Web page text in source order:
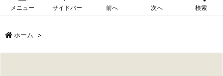
メニュー サイドバー 前へ 次へ 検索
ホーム >